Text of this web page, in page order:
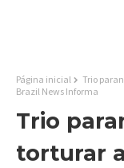
Página inicial
Trio
Brazil News Informa
Trio
torturar